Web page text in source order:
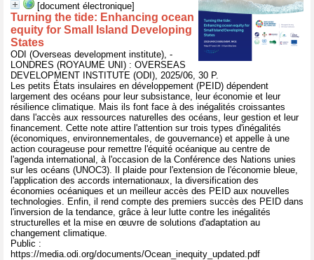
[document électronique]
Turning the tide: Enhancing ocean
equity for Small Island Developing
States
ODI (Overseas development institute), -
LONDRES (ROYAUME UNI) : OVERSEAS
DEVELOPMENT INSTITUTE (ODI), 2025/06, 30 P.
Les petits États insulaires en développement (PEID) dépendent
largement des océans pour leur subsistance, leur économie et leur
résilience climatique. Mais ils font face à des inégalités croissantes
dans l'accès aux ressources naturelles des océans, leur gestion et leur
financement. Cette note attire l'attention sur trois types d'inégalités
(économiques, environnementales, de gouvernance) et appelle à une
action courageuse pour remettre l'équité océanique au centre de
l'agenda international, à l'occasion de la Conférence des Nations unies
sur les océans (UNOC3). Il plaide pour l'extension de l'économie bleue,
l'application des accords internationaux, la diversification des
économies océaniques et un meilleur accès des PEID aux nouvelles
technologies. Enfin, il rend compte des premiers succès des PEID dans
l'inversion de la tendance, grâce à leur lutte contre les inégalités
structurelles et la mise en œuvre de solutions d'adaptation au
changement climatique.
Public :
https://media.odi.org/documents/Ocean_inequity_updated.pdf